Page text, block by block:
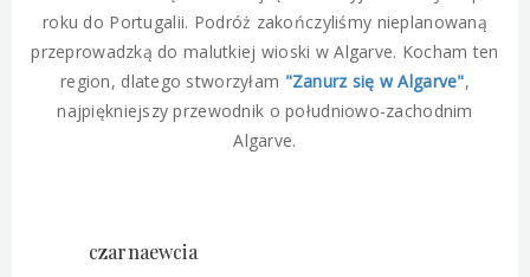
roku do Portugalii. Podróż zakończyliśmy nieplanowaną
przeprowadzką do malutkiej wioski w Algarve. Kocham ten
region, dlatego stworzyłam "Zanurz się w Algarve",
najpiękniejszy przewodnik o południowo-zachodnim
Algarve.
czarnaewcia